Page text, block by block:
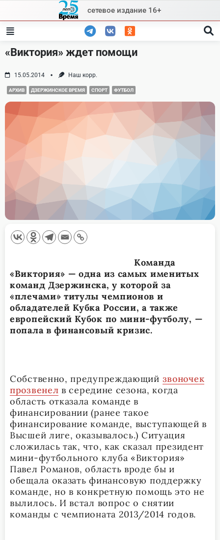
content
сетевое издание 16+
«Виктория» ждет помощи
15.05.2014 Наш корр.
АРХИВ ДЗЕРЖИНСКОЕ ВРЕМЯ СПОРТ ФУТБОЛ
Команда
«Виктория» — одна из самых именитых
команд Дзержинска, у которой за
«плечами» титулы чемпионов и
обладателей Кубка России, а также
европейский Кубок по мини-футболу, —
попала в финансовый кризис.
Собственно, предупреждающий звоночек
прозвенел в середине сезона, когда
область отказала команде в
финансировании (ранее такое
финансирование команде, выступающей в
Высшей лиге, оказывалось.) Ситуация
сложилась так, что, как сказал президент
мини-футбольного клуба «Виктория»
Павел Романов, область вроде бы и
обещала оказать финансовую поддержку
команде, но в конкретную помощь это не
вылилось. И встал вопрос о снятии
команды с чемпионата 2013/2014 годов.